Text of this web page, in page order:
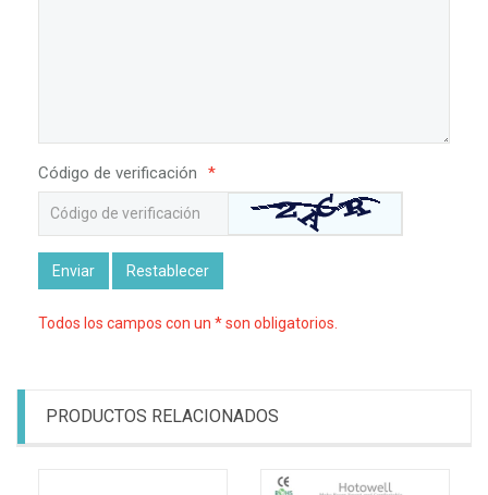
Código de verificación *
Enviar Restablecer
Todos los campos con un * son obligatorios.
PRODUCTOS RELACIONADOS